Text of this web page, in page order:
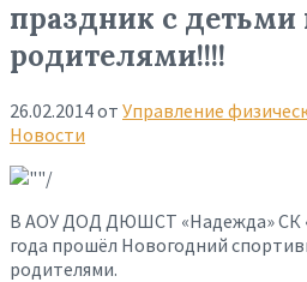
праздник с детьми
родителями!!!!
26.02.2014от Управление
Новости
В АОУ ДОД ДЮШСТ «Надежда» СК
года прошёл Новогодний
родителями.